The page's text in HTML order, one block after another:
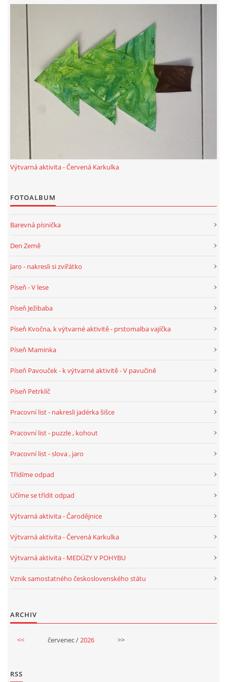
BÁSNĚ K TÉMATU PODZIM
POHYBOVÉ AKTIVITY NA TÉMA PODZIM
PÍSNĚ K TÉMATU ZIMA
BÁSNĚ K TÉMATU ZIMA
POHYBOVÉ AKTIVITY NA TÉMA ZIMA
VZDĚLÁVACÍ PLÁN OD ZÁŘÍ DO ČERVNA
SMYSLOVÁ AKTIVITA
JÓGOVÉ CVIČENÍ, TYPY, RADY, RECENZE
STÁTNÍ SVÁTKY
20.10. DEN STROMŮ
DUŠIČKY
SVATÁ KATEŘINA 25.LISTOPADU
MIKULÁŠ, ČERTI
Výtvarná aktivita - Červená Karkulka
FOTOALBUM
Barevná písnička
Den Země
Jaro - nakresli si zvířátko
Píseň - V lese
Píseň Ježibaba
Píseň Kvočna, k výtvarné aktivitě - prstomalba vajíčka
Píseň Maminka
Píseň Pavouček - k výtvarné aktivitě - V pavučině
Píseň Petrklíč
Pracovní list - nakresli jadérka šišce
Pracovní list - puzzle , kohout
Pracovní list - slova , jaro
Třídíme odpad
Učíme se třídit odpad
Výtvarná aktivita - Čarodějnice
Výtvarná aktivita - Červená Karkulka
Výtvarná aktivita - MEDÚZY V POHYBU
Vznik samostatného československého státu
ARCHIV
<< červenec / 2026 >>
RSS